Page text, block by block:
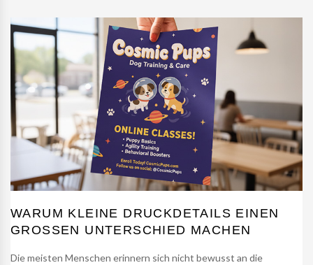
WARUM KLEINE DRUCKDETAILS EINEN
GROSSEN UNTERSCHIED MACHEN
Die meisten Menschen erinnern sich nicht bewusst an die